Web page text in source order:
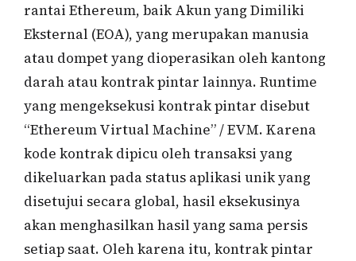
rantai Ethereum, baik Akun yang Dimiliki
Eksternal (EOA), yang merupakan manusia
atau dompet yang dioperasikan oleh kantong
darah atau kontrak pintar lainnya. Runtime
yang mengeksekusi kontrak pintar disebut
“Ethereum Virtual Machine” / EVM. Karena
kode kontrak dipicu oleh transaksi yang
dikeluarkan pada status aplikasi unik yang
disetujui secara global, hasil eksekusinya
akan menghasilkan hasil yang sama persis
setiap saat. Oleh karena itu, kontrak pintar